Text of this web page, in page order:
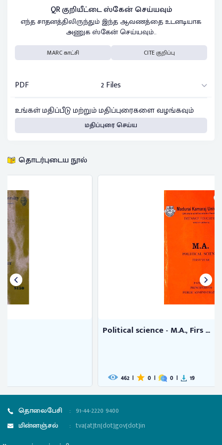
QR குறியீட்டை ஸ்கேன் செய்யவும்
எந்த சாதனத்திலிருந்தும் இந்த ஆவணத்தை உடனடியாக
அணுக ஸ்கேன் செய்யவும்..
MARC காட்சி CITE குறிப்பு
PDF
2 Files
உங்கள் மதிப்பீடு மற்றும் மதிப்புரைகளை வழங்கவும்
மதிப்புரை செய்ய
தொடர்புடைய நூல்
Political science - M.A., Firs ...
தொலைபேசி : 91-44-2220 9400
மின்னஞ்சல்
: tva[at]tn[dot]gov[dot]in